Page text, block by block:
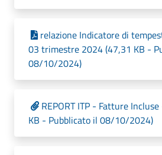
relazione Indicatore di
03 trimestre 2024 (47,31 KB -
08/10/2024)
REPORT ITP - Fatture
KB - Pubblicato il 08/10/2024)